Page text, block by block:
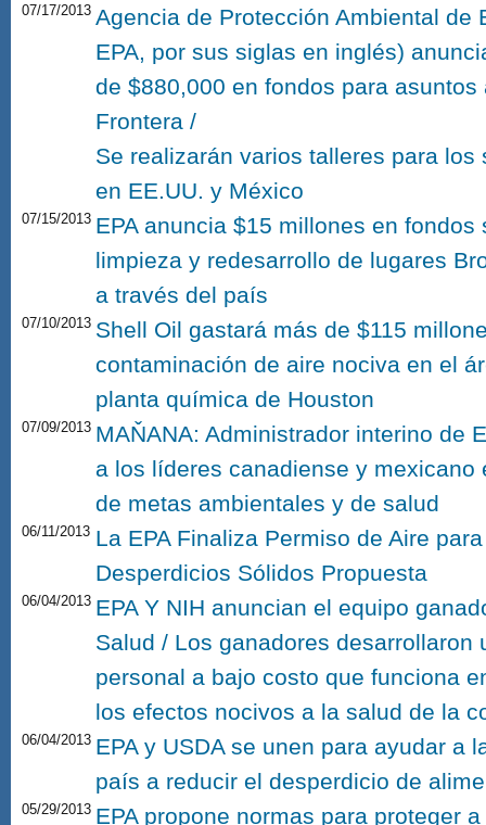
07/17/2013 Agencia de Protección Ambiental de
EPA, por sus siglas en inglés)
de $880,000 en fondos para
Frontera /
Se realizarán varios talleres para
en EE.UU. y México
07/15/2013 EPA anuncia $15 millones en
limpieza y redesarrollo de lugares
a través del país
07/10/2013 Shell Oil gastará más de $115
contaminación de aire nociva en el
planta química de Houston
07/09/2013 MAŇANA: Administrador interino de
a los líderes canadiense y mexicano
de metas ambientales y de salud
06/11/2013 La EPA Finaliza Permiso de Aire
Desperdicios Sólidos Propuesta
06/04/2013 EPA Y NIH anuncian el equipo
Salud / Los ganadores desarrollaron
personal a bajo costo que funciona
los efectos nocivos a la salud de la
06/04/2013 EPA y USDA se unen para ayudar a
país a reducir el desperdicio de
05/29/2013 EPA propone normas para proteger